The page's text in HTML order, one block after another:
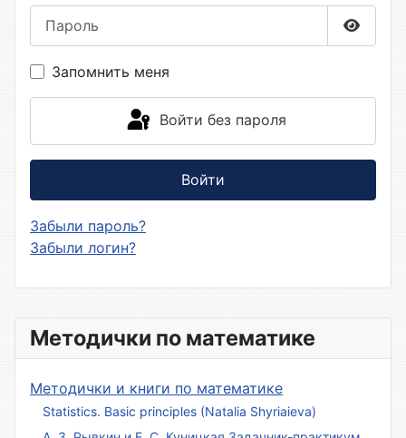
Методички по математике
Методички и книги по математике
Statistics. Basic principles (Natalia Shyriaieva)
Запомнить меня
Войти без пароля
Войти
Забыли пароль?
Забыли логин?